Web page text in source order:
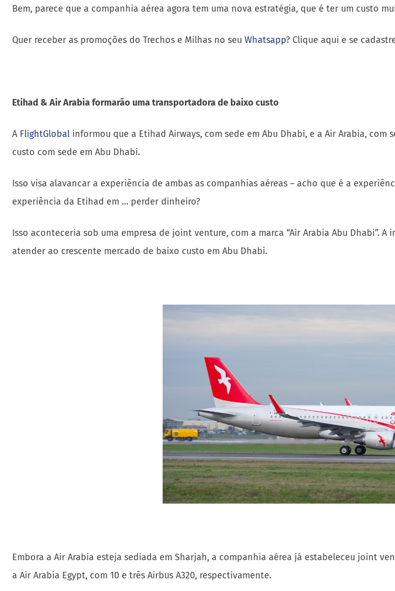
Bem, parece que a companhia aérea agora tem uma nova estratégia, que é ter um custo
Quer receber as promoções do Trechos e Milhas no seu Whatsapp? Clique aqui e se
Etihad & Air Arabia formarão uma transportadora de baixo custo
A FlightGlobal informou que a Etihad Airways, com sede em Abu Dhabi, e a Air Arabia,
custo com sede em Abu Dhabi.
Isso visa alavancar a experiência de ambas as companhias aéreas – acho que é a
experiência da Etihad em … perder dinheiro?
Isso aconteceria sob uma empresa de joint venture, com a marca “Air Arabia Abu Dhabi”.
atender ao crescente mercado de baixo custo em Abu Dhabi.
Embora a Air Arabia esteja sediada em Sharjah, a companhia aérea já estabeleceu joint
a Air Arabia Egypt, com 10 e três Airbus A320, respectivamente.